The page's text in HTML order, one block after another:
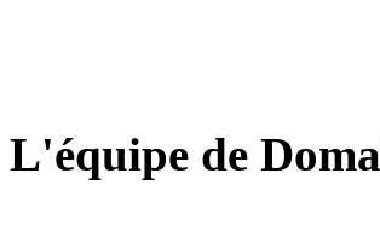
L'équipe de